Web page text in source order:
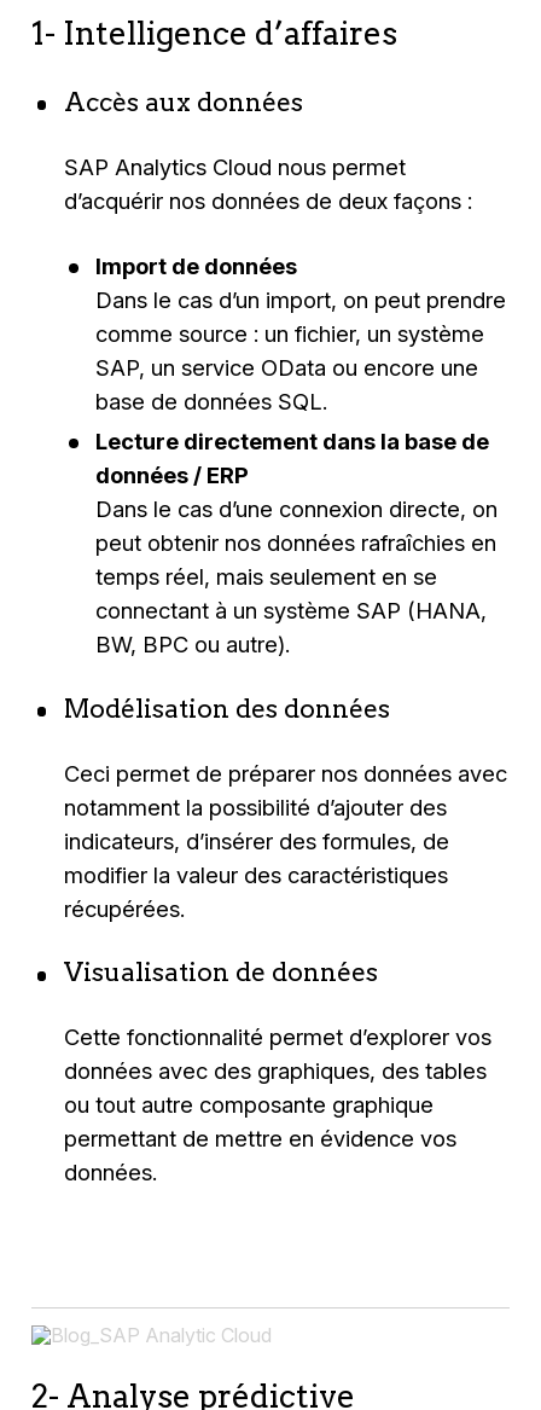
1- Intelligence d’affaires
Accès aux données
SAP Analytics Cloud nous permet
d’acquérir nos données de deux façons :
Import de données
Dans le cas d’un import, on peut prendre
comme source : un fichier, un système
SAP, un service OData ou encore une
base de données SQL.
Lecture directement dans la base de
données / ERP
Dans le cas d’une connexion directe, on
peut obtenir nos données rafraîchies en
temps réel, mais seulement en se
connectant à un système SAP (HANA,
BW, BPC ou autre).
Modélisation des données
Ceci permet de préparer nos données avec
notamment la possibilité d’ajouter des
indicateurs, d’insérer des formules, de
modifier la valeur des caractéristiques
récupérées.
Visualisation de données
Cette fonctionnalité permet d’explorer vos
données avec des graphiques, des tables
ou tout autre composante graphique
permettant de mettre en évidence vos
données.
2- Analyse prédictive